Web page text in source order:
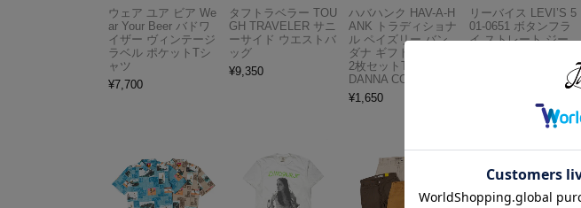
ウェア ユア ビア We
ar Your Beer バドワ
イザー ヴィンテージ
ラベル ポケットTシ
ャツ
¥7,700
タフトラベラー TOU
GH TRAVELER サニ
ーサイド ウエストバ
ッグ
¥9,350
ハバハンク HAV-A-H
ANK トラディショナ
ル ペイズリー バン
ダナ ギフトボックス
2枚セットTHE BAN
DANNA COMPANY
¥1,650
リーバイス LEVI’S 5
01-0651 ボタンフラ
イ ストレート ジー